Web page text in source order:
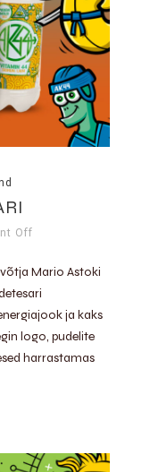
Off
Mario Astoki
ja kaks
logo, pudelite
harrastamas